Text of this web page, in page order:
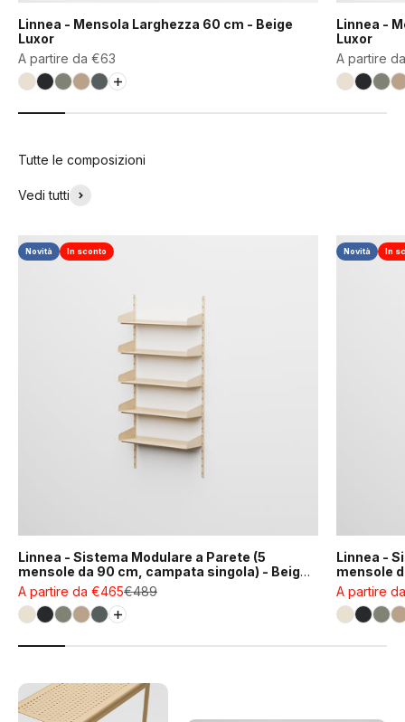
Linnea - Mensola Larghezza 60 cm - Beige
Luxor
Prezzo scontato
A partire da €63
Bianco Conchiglia (RAL9001)
Nero Grafite (RAL9011)
Verde Fossile (RAL7033)
Beige Luxor (COD01165)
Grigio Basalto (RAL7012)
Linnea - Mensola Larghezza 90 cm - Beige
Luxor
Prezzo
A partire
Bianco
Nero
Tutte le composizioni
Vedi tutti
Novità In sconto
Linnea - Sistema Modulare a Parete (5
mensole da 90 cm, campata singola) - Beige
Luxor (COD01183)
Prezzo scontato
A partire da €465Prezzo : old price
€489
Bianco Conchiglia (RAL9001)
Nero Grafite (RAL9011)
Verde Fossile (RAL7033)
Beige Luxor (COD01165)
Grigio Basalto (RAL7012)
Novità In
Linnea -
mensole
Luxor
Prezzo
A partire
Bianco
Nero